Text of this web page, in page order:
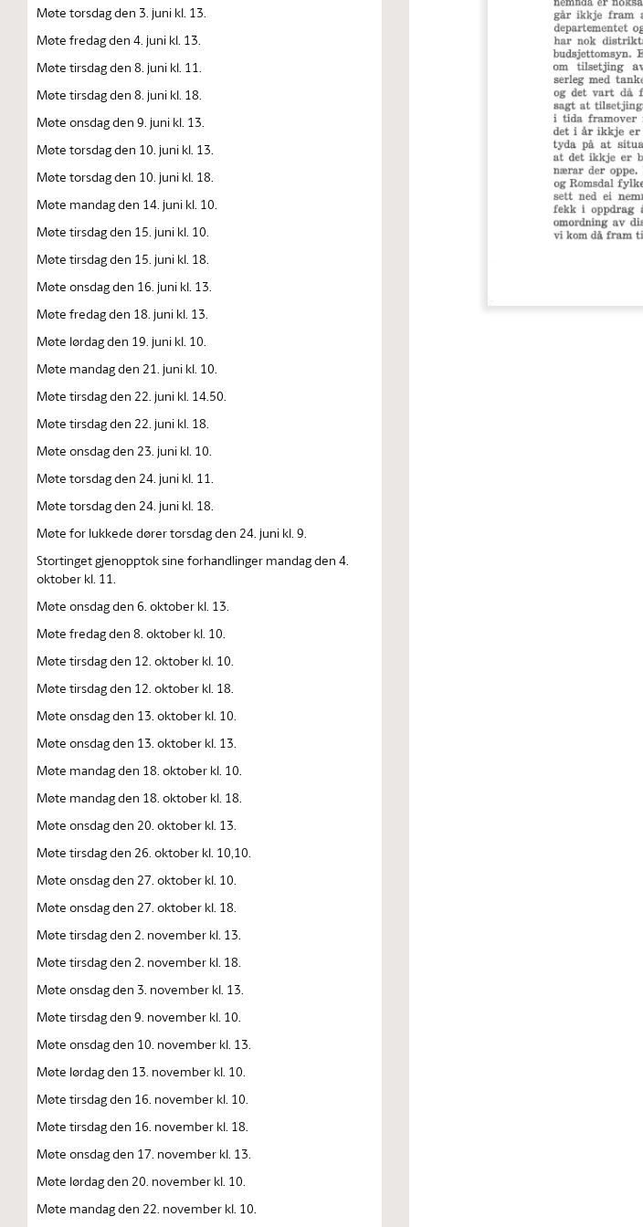
Møte torsdag den 3. juni kl. 13.
Møte fredag den 4. juni kl. 13.
Møte tirsdag den 8. juni kl. 11.
Møte tirsdag den 8. juni kl. 18.
Møte onsdag den 9. juni kl. 13.
Møte torsdag den 10. juni kl. 13.
Møte torsdag den 10. juni kl. 18.
Møte mandag den 14. juni kl. 10.
Møte tirsdag den 15. juni kl. 10.
Møte tirsdag den 15. juni kl. 18.
Møte onsdag den 16. juni kl. 13.
Møte fredag den 18. juni kl. 13.
Møte lørdag den 19. juni kl. 10.
Møte mandag den 21. juni kl. 10.
Møte tirsdag den 22. juni kl. 14.50.
Møte tirsdag den 22. juni kl. 18.
Møte onsdag den 23. juni kl. 10.
Møte torsdag den 24. juni kl. 11.
Møte torsdag den 24. juni kl. 18.
Møte for lukkede dører torsdag den 24. juni kl. 9.
Stortinget gjenopptok sine forhandlinger mandag den 4.
oktober kl. 11.
Møte onsdag den 6. oktober kl. 13.
Møte fredag den 8. oktober kl. 10.
Møte tirsdag den 12. oktober kl. 10.
Møte tirsdag den 12. oktober kl. 18.
Møte onsdag den 13. oktober kl. 10.
Møte onsdag den 13. oktober kl. 13.
Møte mandag den 18. oktober kl. 10.
Møte mandag den 18. oktober kl. 18.
Møte onsdag den 20. oktober kl. 13.
Møte tirsdag den 26. oktober kl. 10,10.
Møte onsdag den 27. oktober kl. 10.
Møte onsdag den 27. oktober kl. 18.
Møte tirsdag den 2. november kl. 13.
Møte tirsdag den 2. november kl. 18.
Møte onsdag den 3. november kl. 13.
Møte tirsdag den 9. november kl. 10.
Møte onsdag den 10. november kl. 13.
Møte lørdag den 13. november kl. 10.
Møte tirsdag den 16. november kl. 10.
Møte tirsdag den 16. november kl. 18.
Møte onsdag den 17. november kl. 13.
Møte lørdag den 20. november kl. 10.
Møte mandag den 22. november kl. 10.